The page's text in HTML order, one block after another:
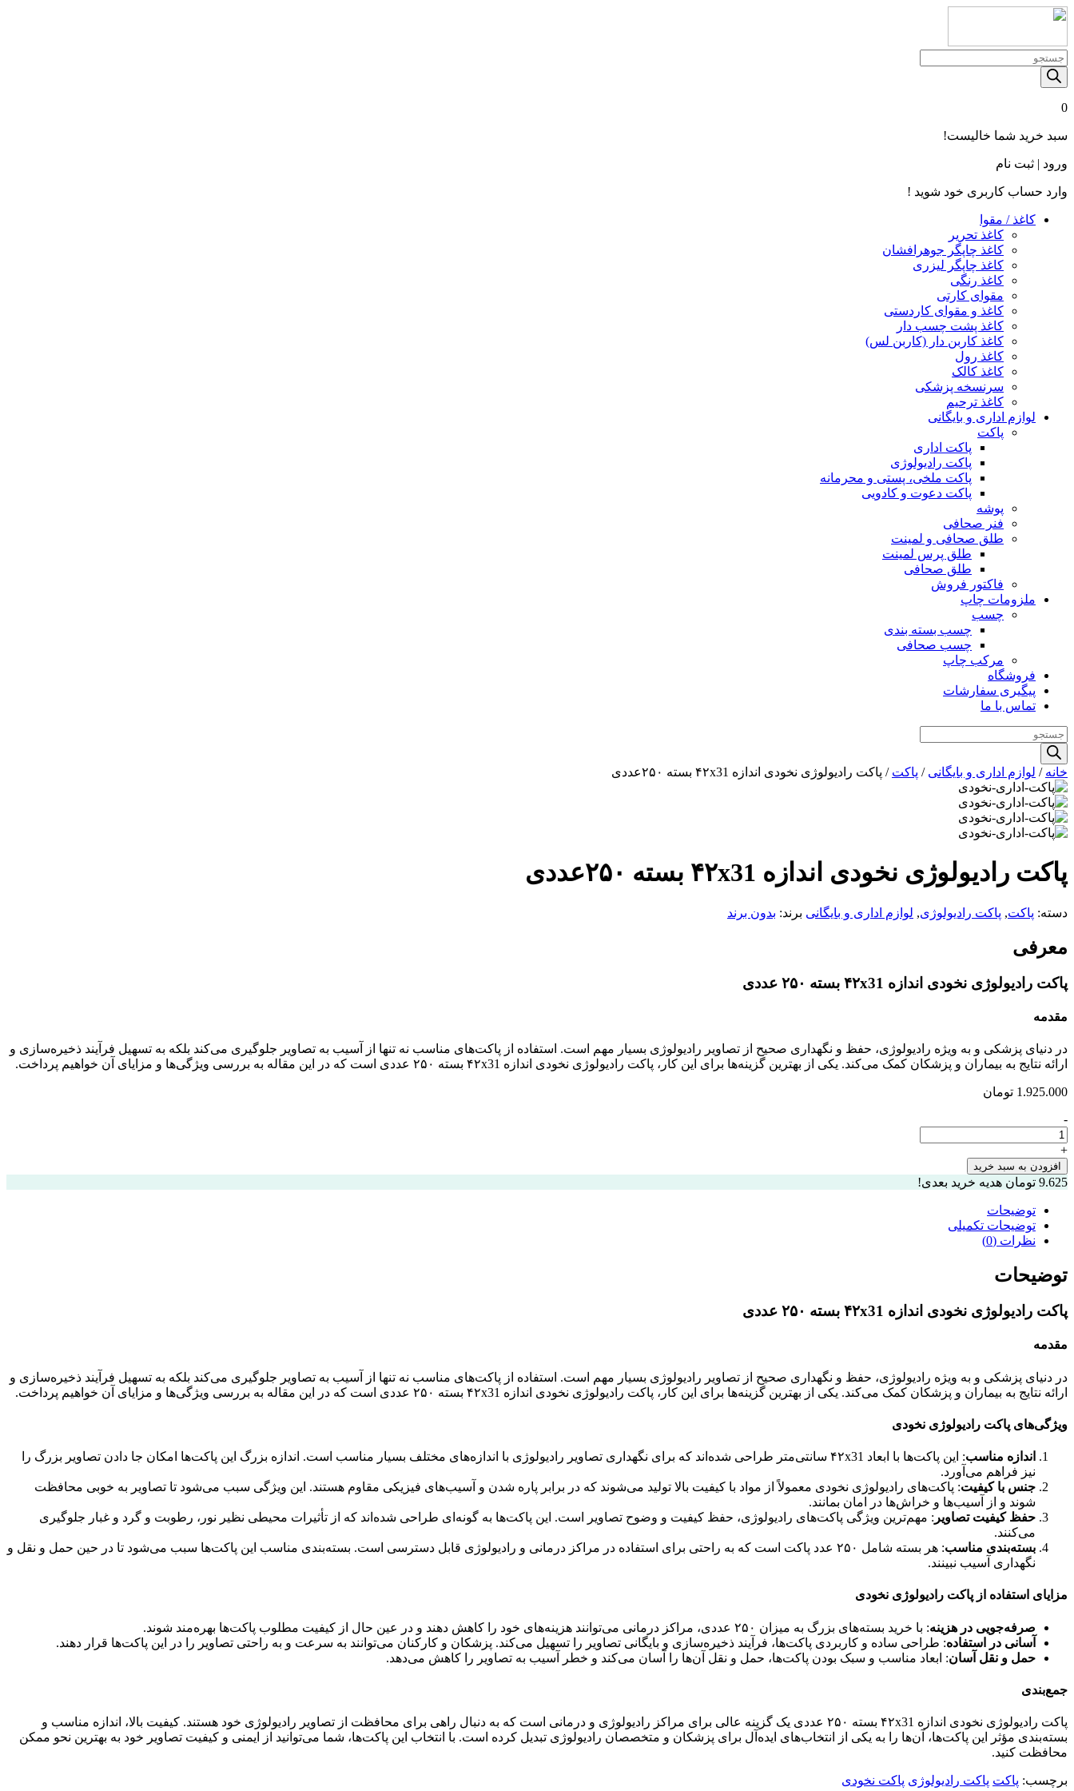
Products
search
0
سبد خرید شما خالیست!
ورود | ثبت نام
وارد حساب کاربری خود شوید !
کاغذ / مقوا
کاغذ تحریر
کاغذ چاپگر جوهرافشان
کاغذ چاپگر لیزری
کاغذ رنگی
مقوای کارتی
کاغذ و مقوای کاردستی
کاغذ پشت چسب‌ دار
کاغذ کاربن‌ دار (کاربن‌ لس)
کاغذ رول
کاغذ کالک
سرنسخه پزشکی
کاغذ ترحیم
لوازم اداری و بایگانی
پاکت
پاکت اداری
پاکت رادیولوژی
پاکت ملخی، پستی و محرمانه
پاکت دعوت و کادویی
پوشه
فنر صحافی
طلق صحافی و لمینت
طلق پرس لمینت
طلق صحافی
فاکتور فروش
ملزومات چاپ
چسب
چسب بسته بندی
چسب صحافی
مرکب چاپ
فروشگاه
پیگیری سفارشات
تماس با ما
Products
search
خانه / لوازم اداری و بایگانی / پاکت / پاکت رادیولوژی نخودی اندازه ۴۲x31 بسته ۲۵۰عددی
پاکت رادیولوژی نخودی اندازه ۴۲x31 بسته ۲۵۰عددی
دسته: پاکت, پاکت رادیولوژی, لوازم اداری و بایگانی برند: بدون برند
معرفی
پاکت رادیولوژی نخودی اندازه ۴۲x31 بسته ۲۵۰ عددی
مقدمه
در دنیای پزشکی و به ویژه رادیولوژی، حفظ و نگهداری صحیح از تصاویر رادیولوژی بسیار مهم است. استفاده از پاکت‌های مناسب نه تنها از آسیب به تصاویر جلوگیری می‌کند بلکه به تسهیل فرآیند ذخیره‌سازی و
ارائه نتایج به بیماران و پزشکان کمک می‌کند. یکی از بهترین گزینه‌ها برای این کار، پاکت رادیولوژی نخودی اندازه ۴۲x31 بسته ۲۵۰ عددی است که در این مقاله به بررسی ویژگی‌ها و مزایای آن خواهیم پرداخت.
1.925.000 تومان
-
پاکت
رادیولوژی
نخودی
اندازه
۴۲x31
بسته
۲۵۰عددی
+
افزودن به سبد خرید
9.625 تومان هدیه خرید بعدی!
توضیحات
توضیحات تکمیلی
نظرات (0)
توضیحات
پاکت رادیولوژی نخودی اندازه ۴۲x31 بسته ۲۵۰ عددی
مقدمه
در دنیای پزشکی و به ویژه رادیولوژی، حفظ و نگهداری صحیح از تصاویر رادیولوژی بسیار مهم است. استفاده از پاکت‌های مناسب نه تنها از آسیب به تصاویر جلوگیری می‌کند بلکه به تسهیل فرآیند ذخیره‌سازی و
ارائه نتایج به بیماران و پزشکان کمک می‌کند. یکی از بهترین گزینه‌ها برای این کار، پاکت رادیولوژی نخودی اندازه ۴۲x31 بسته ۲۵۰ عددی است که در این مقاله به بررسی ویژگی‌ها و مزایای آن خواهیم پرداخت.
ویژگی‌های پاکت رادیولوژی نخودی
اندازه مناسب
: این پاکت‌ها با ابعاد ۴۲x31 سانتی‌متر طراحی شده‌اند که برای نگهداری تصاویر رادیولوژی با اندازه‌های مختلف بسیار مناسب است. اندازه بزرگ این پاکت‌ها امکان جا دادن تصاویر بزرگ را
نیز فراهم می‌آورد.
جنس با کیفیت: پاکت‌های رادیولوژی نخودی معمولاً از مواد با کیفیت بالا تولید می‌شوند که در برابر پاره شدن و آسیب‌های فیزیکی مقاوم هستند. این ویژگی سبب می‌شود تا تصاویر به خوبی محافظت
شوند و از آسیب‌ها و خراش‌ها در امان بمانند.
حفظ کیفیت تصاویر : مهم‌ترین ویژگی پاکت‌های رادیولوژی، حفظ کیفیت و وضوح تصاویر است. این پاکت‌ها به گونه‌ای طراحی شده‌اند که از تأثیرات محیطی نظیر نور، رطوبت و گرد و غبار جلوگیری
می‌کنند.
بسته‌بندی مناسب
: هر بسته شامل ۲۵۰ عدد پاکت است که به راحتی برای استفاده در مراکز درمانی و رادیولوژی قابل دسترسی است. بسته‌بندی مناسب این پاکت‌ها سبب می‌شود تا در حین حمل و نقل و
نگهداری آسیب نبینند.
مزایای استفاده از پاکت رادیولوژی نخودی
صرفه‌جویی در هزینه: با خرید بسته‌های بزرگ به میزان ۲۵۰ عددی، مراکز درمانی می‌توانند هزینه‌های خود را کاهش دهند و در عین حال از کیفیت مطلوب پاکت‌ها بهره‌مند شوند.
آسانی در استفاده: طراحی ساده و کاربردی پاکت‌ها، فرآیند ذخیره‌سازی و بایگانی تصاویر را تسهیل می‌کند. پزشکان و کارکنان می‌توانند به سرعت و به راحتی تصاویر را در این پاکت‌ها قرار دهند.
حمل و نقل آسان: ابعاد مناسب و سبک بودن پاکت‌ها، حمل و نقل آن‌ها را آسان می‌کند و خطر آسیب به تصاویر را کاهش می‌دهد.
جمع‌بندی
پاکت رادیولوژی نخودی اندازه ۴۲x31 بسته ۲۵۰ عددی یک گزینه عالی برای مراکز رادیولوژی و درمانی است که به دنبال راهی برای محافظت از تصاویر رادیولوژی خود هستند. کیفیت بالا، اندازه مناسب و
بسته‌بندی مؤثر این پاکت‌ها، آن‌ها را به یکی از انتخاب‌های ایده‌آل برای پزشکان و متخصصان رادیولوژی تبدیل کرده است. با انتخاب این پاکت‌ها، شما می‌توانید از ایمنی و کیفیت تصاویر خود به بهترین نحو ممکن
محافظت کنید.
برچسب: پاکت پاکت رادیولوژی پاکت نخودی